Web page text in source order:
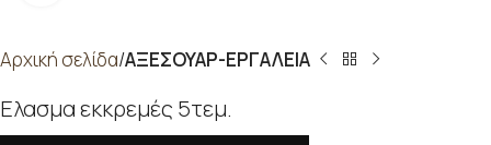
Αρχική σελίδα ΑΞΕΣΟΥΑΡ-ΕΡΓΑΛΕΙΑ
Ελασμα εκκρεμές 5τεμ.